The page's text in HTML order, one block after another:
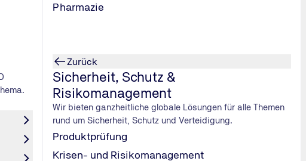
Pharmazie
Zurück
Sicherheit, Schutz &
Risikomanagement
Wir bieten ganzheitliche globale Lösungen für alle Themen
rund um Sicherheit, Schutz und Verteidigung.
Produktprüfung
Krisen- und Risikomanagement
Behörde des aktuellen Wohnsitzes ausgestellt, benötigen Sie eine
steigen
Millionen Autofahrerinnen und Autofahrer teurer, da der